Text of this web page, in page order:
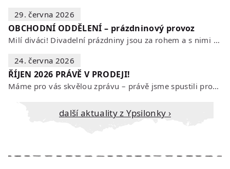
29. června 2026
OBCHODNÍ ODDĚLENÍ – prázdninový provoz
Milí diváci! Divadelní prázdniny jsou za rohem a s nimi se mění i otevírací…
24. června 2026
ŘÍJEN 2026 PRÁVĚ V PRODEJI!
Máme pro vás skvělou zprávu – právě jsme spustili prodej vstupenek na říjen…
Další aktuality z Ypsilonky ›